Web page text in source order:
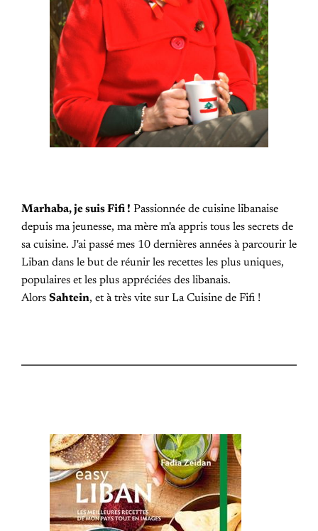
Marhaba, je suis Fifi ! Passionnée de cuisine libanaise
depuis ma jeunesse, ma mère m'a appris tous les secrets de
sa cuisine. J'ai passé mes 10 dernières années à parcourir le
Liban dans le but de réunir les recettes les plus uniques,
populaires et les plus appréciées des libanais.
Alors Sahtein, et à très vite sur La Cuisine de Fifi !